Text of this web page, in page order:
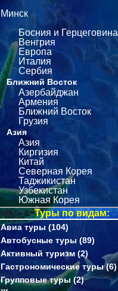
Минск
Босния и Герцеговина
Венгрия
Европа
Италия
Сербия
Ближний Восток
Азербайджан
Армения
Ближний Восток
Грузия
Азия
Азия
Киргизия
Китай
Северная Корея
Таджикистан
Узбекистан
Южная Корея
Туры по видам:
Авиа туры (104)
Автобусные туры (89)
Активный туризм (2)
Гастрономические туры (6)
Групповые туры (2)